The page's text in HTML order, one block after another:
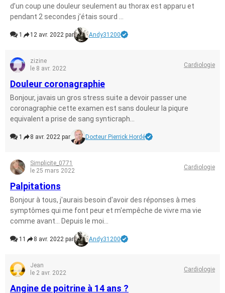
d’un coup une douleur seulement au thorax est apparu et
pendant 2 secondes j’étais sourd ...
1 12 avr. 2022 par Andy31200
zizine
le 8 avr. 2022
Cardiologie
Douleur coronagraphie
Bonjour, javais un gros stress suite a devoir passer une
coronagraphie cette examen est sans douleur la piqure
equivalent a prise de sang synticraph...
1 8 avr. 2022 par Docteur Pierrick Hordé
Simplicite_0771
le 25 mars 2022
Cardiologie
Palpitations
Bonjour à tous, j'aurais besoin d'avoir des réponses à mes
symptômes qui me font peur et m'empêche de vivre ma vie
comme avant... Depuis le moi...
11 8 avr. 2022 par Andy31200
Jean
le 2 avr. 2022
Cardiologie
Angine de poitrine à 14 ans ?